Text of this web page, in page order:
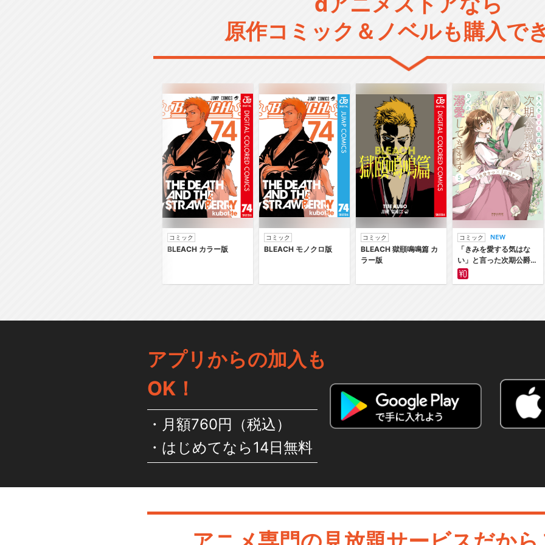
原作コミック＆ノベルも購入で
コミック
BLEACH カラー版
コミック
BLEACH モノクロ版
コミック
BLEACH 獄頤鳴鳴篇 カ
ラー版
コミック
「きみを愛する気はな
い」と言った次期公爵様
がなぜか溺愛してきます
アプリからの加入も
OK！
月額760円（税込）
はじめてなら14日無料